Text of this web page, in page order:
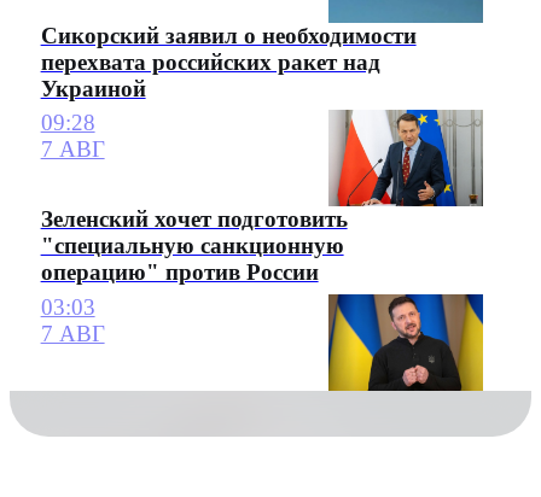
Сикорский заявил о необходимости
перехвата российских ракет над
Украиной
09:28
7 АВГ
Зеленский хочет подготовить
"специальную санкционную
операцию" против России
03:03
7 АВГ